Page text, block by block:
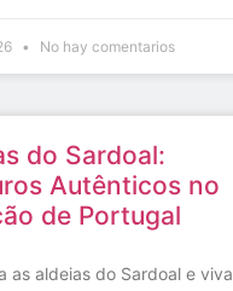
No hay comentarios
do Sardoal:
Autênticos no
de Portugal
as aldeias do Sardoal e viva